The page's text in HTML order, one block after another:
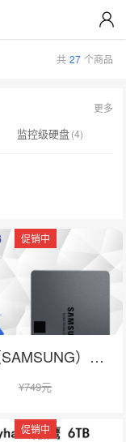
共 27 个商品
监控级硬盘(4)
更多
促销中
三星（SAMSUNG）SSD固态硬盘 SATA3.0接口 870 QVO
¥749元
促销中